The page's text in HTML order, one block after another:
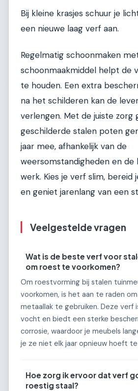
Bij kleine krasjes schuur je
een nieuwe laag verf aan.
Regelmatig schoonmaken
schoonmaakmiddel helpt de
te houden. Een extra
na het schilderen kan de
verlengen. Met de juiste zorg
geschilderde stalen poten
jaar mee, afhankelijk van de
weersomstandigheden en de
werk. Kies je verf slim, bereid
en geniet jarenlang van een
Veelgestelde vragen
Wat is de beste verf voor
om roest te voorkomen?
Om roestvorming bij stalen
voorkomen, is het aan te raden
metaallak te gebruiken. Deze verf
vocht en biedt een sterke
corrosie, waardoor je meubels
je ze niet elk jaar opnieuw hoeft te
Hoe zorg ik ervoor dat verf
roestig staal?